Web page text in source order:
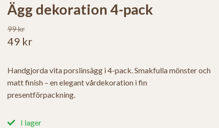
Ägg dekoration 4-pack
99 kr
49 kr
Handgjorda vita porslinsägg i 4-pack. Smakfulla mönster och
matt finish – en elegant vårdekoration i fin
presentförpackning.
I lager